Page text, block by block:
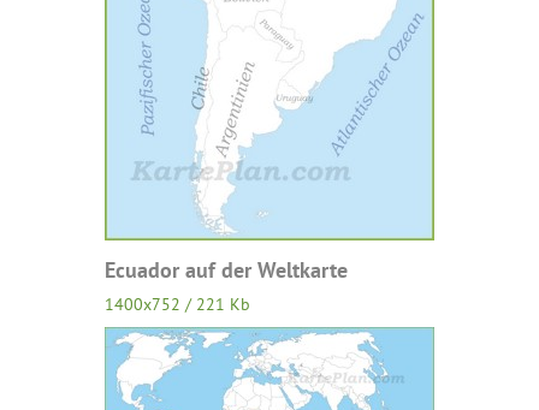
Ecuador auf der Weltkarte
1400x752 / 221 Kb